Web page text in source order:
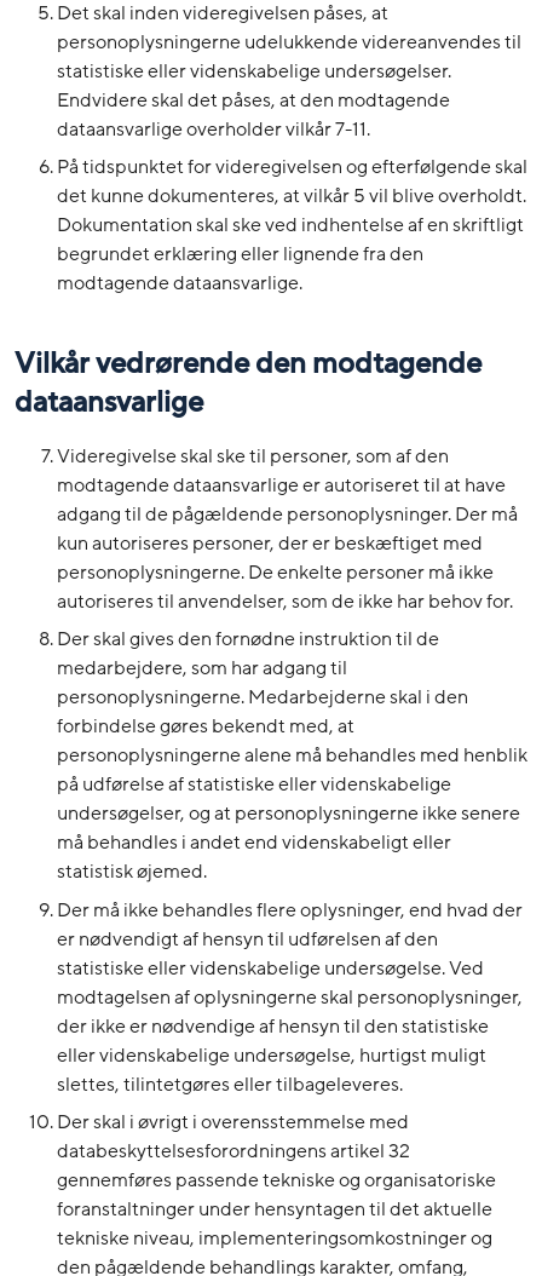
Det skal inden videregivelsen påses, at
personoplysningerne udelukkende videreanvendes til
statistiske eller videnskabelige undersøgelser.
Endvidere skal det påses, at den modtagende
dataansvarlige overholder vilkår 7-11.
På tidspunktet for videregivelsen og efterfølgende skal
det kunne dokumenteres, at vilkår 5 vil blive overholdt.
Dokumentation skal ske ved indhentelse af en skriftligt
begrundet erklæring eller lignende fra den
modtagende dataansvarlige.
Vilkår vedrørende den modtagende
dataansvarlige
Videregivelse skal ske til personer, som af den
modtagende dataansvarlige er autoriseret til at have
adgang til de pågældende personoplysninger. Der må
kun autoriseres personer, der er beskæftiget med
personoplysningerne. De enkelte personer må ikke
autoriseres til anvendelser, som de ikke har behov for.
Der skal gives den fornødne instruktion til de
medarbejdere, som har adgang til
personoplysningerne. Medarbejderne skal i den
forbindelse gøres bekendt med, at
personoplysningerne alene må behandles med henblik
på udførelse af statistiske eller videnskabelige
undersøgelser, og at personoplysningerne ikke senere
må behandles i andet end videnskabeligt eller
statistisk øjemed.
Der må ikke behandles flere oplysninger, end hvad der
er nødvendigt af hensyn til udførelsen af den
statistiske eller videnskabelige undersøgelse. Ved
modtagelsen af oplysningerne skal personoplysninger,
der ikke er nødvendige af hensyn til den statistiske
eller videnskabelige undersøgelse, hurtigst muligt
slettes, tilintetgøres eller tilbageleveres.
Der skal i øvrigt i overensstemmelse med
databeskyttelsesforordningens artikel 32
gennemføres passende tekniske og organisatoriske
foranstaltninger under hensyntagen til det aktuelle
tekniske niveau, implementeringsomkostninger og
den pågældende behandlings karakter, omfang,